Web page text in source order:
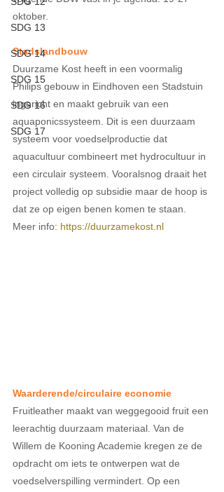
SDG 13
SDG 14
SDG 15
SDG 16
SDG 17
oktober.
Stadslandbouw
Duurzame Kost heeft in een voormalig
Philips gebouw in Eindhoven een Stadstuin
ingericht en maakt gebruik van een
aquaponicssysteem. Dit is een duurzaam
systeem voor voedselproductie dat
aquacultuur combineert met hydrocultuur in
een circulair systeem. Vooralsnog draait het
project volledig op subsidie maar de hoop is
dat ze op eigen benen komen te staan.
Meer info: https://duurzamekost.nl
Waarderende/circulaire economie
Fruitleather maakt van weggegooid fruit een
leerachtig duurzaam materiaal. Van de
Willem de Kooning Academie kregen ze de
opdracht om iets te ontwerpen wat de
voedselverspilling vermindert. Op een